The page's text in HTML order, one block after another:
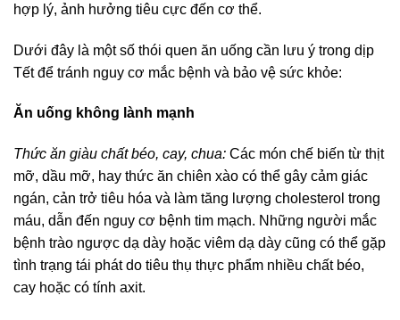
hợp lý, ảnh hưởng tiêu cực đến cơ thể.
Dưới đây là một số thói quen ăn uống cần lưu ý trong dịp
Tết để tránh nguy cơ mắc bệnh và bảo vệ sức khỏe:
Ăn uống không lành mạnh
Thức ăn giàu chất béo, cay, chua: Các món chế biến từ thịt
mỡ, dầu mỡ, hay thức ăn chiên xào có thể gây cảm giác
ngán, cản trở tiêu hóa và làm tăng lượng cholesterol trong
máu, dẫn đến nguy cơ bệnh tim mạch. Những người mắc
bệnh trào ngược dạ dày hoặc viêm dạ dày cũng có thể gặp
tình trạng tái phát do tiêu thụ thực phẩm nhiều chất béo,
cay hoặc có tính axit.